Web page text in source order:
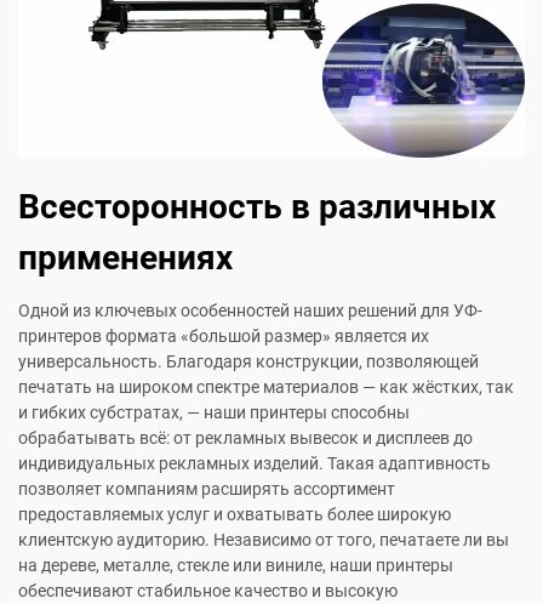
Всесторонность в различных
применениях
Одной из ключевых особенностей наших решений для УФ-
принтеров формата «большой размер» является их
универсальность. Благодаря конструкции, позволяющей
печатать на широком спектре материалов — как жёстких, так
и гибких субстратах, — наши принтеры способны
обрабатывать всё: от рекламных вывесок и дисплеев до
индивидуальных рекламных изделий. Такая адаптивность
позволяет компаниям расширять ассортимент
предоставляемых услуг и охватывать более широкую
клиентскую аудиторию. Независимо от того, печатаете ли вы
на дереве, металле, стекле или виниле, наши принтеры
обеспечивают стабильное качество и высокую